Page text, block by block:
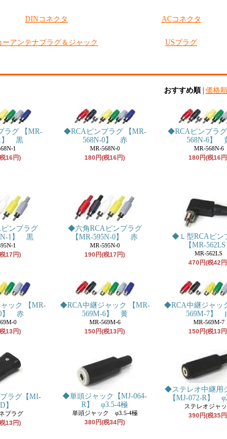
DINコネクタ ACコネクタ
ーアンテナプラグ＆ジャック USプラグ
おすすめ順 価格順
ラグ 【MR-
】 黒
1
16円)
◆RCAピンプラグ 【MR-
568N-0】 赤
MR-568N-0
180円(税16円)
◆RCAピンプラ
568N-6】
MR-568N-6
180円(税16
ンプラグ
1】 黒
1
17円)
◆六角RCAピンプラグ
【MR-595N-0】 赤
MR-595N-0
190円(税17円)
◆Ｌ型RCAピン
【MR-562LS
MR-562LS
470円(税42
ック 【MR-
】 赤
0
13円)
◆RCA中継ジャック 【MR-
569M-6】 黄
MR-569M-6
150円(税13円)
◆RCA中継ジャッ
569M-7】
MR-569M-7
150円(税13
ラグ【MI-
】
プラグ
13円)
◆単頭ジャック【MJ-064-
R】 φ3.5-4極
単頭ジャック φ3.5-4極
380円(税34円)
◆ステレオ中継用
【MJ-072-R】
ステレオジャ
390円(税35